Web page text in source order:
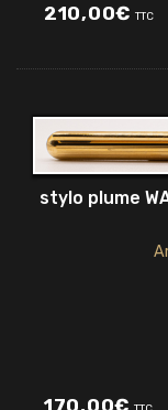
210,00€ TTC
stylo plume